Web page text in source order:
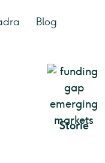
Blog
Storie